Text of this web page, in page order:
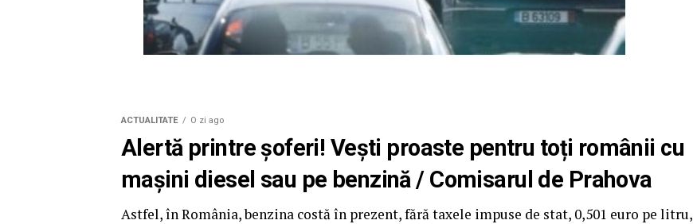
ACTUALITATE O zi ago
Alertă printre șoferi! Vești proaste pentru toți românii cu
mașini diesel sau pe benzină / Comisarul de Prahova
Astfel, în România, benzina costă în prezent, fără taxele impuse de stat, 0,501 euro pe litru,